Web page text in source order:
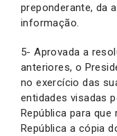
preponderante, da
informação.
5- Aprovada a
anteriores, o
no exercício das
entidades visadas
República para
República a cópia